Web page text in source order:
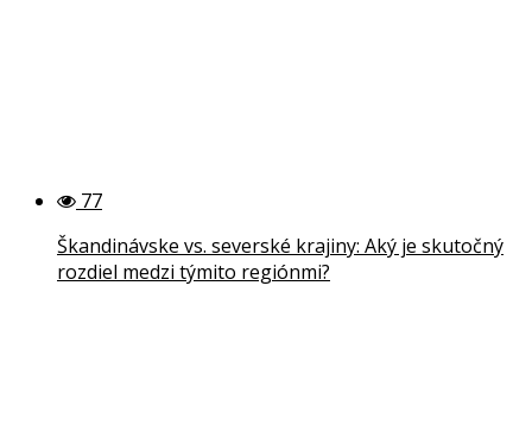
77
Škandinávske vs. severské krajiny: Aký je skutočný
rozdiel medzi týmito regiónmi?